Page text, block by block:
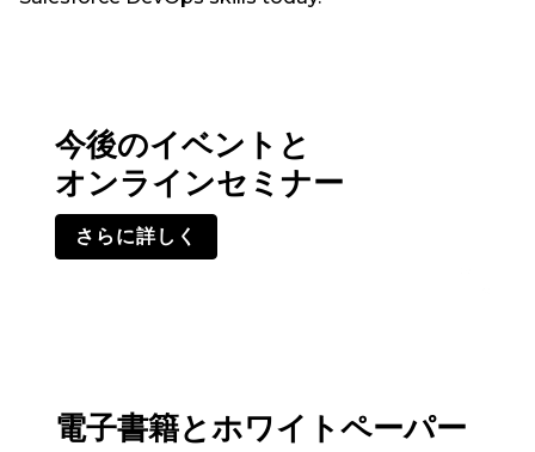
今後のイベントと
オンラインセミナー
さらに詳しく
電子書籍とホワイトペーパー